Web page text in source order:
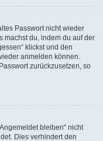
Passwort nicht wieder
machst du, indem du auf der
klickst und den
anmelden können.
zurückzusetzen, so
bleiben“ nicht
Dies verhindert den